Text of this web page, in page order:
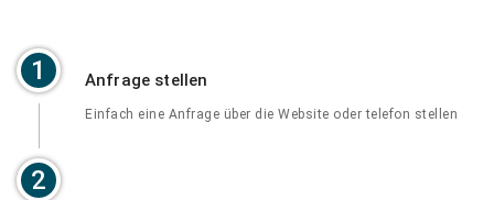
1
2
Anfrage stellen
Einfach eine Anfrage über die Website oder telefon stellen